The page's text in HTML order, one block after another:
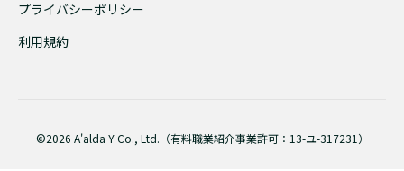
プライバシーポリシー
利用規約
©2026 A'alda Y Co., Ltd.（有料職業紹介事業許可：13-ユ-317231）